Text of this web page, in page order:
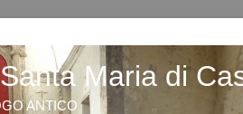
Maria di
ANTICO